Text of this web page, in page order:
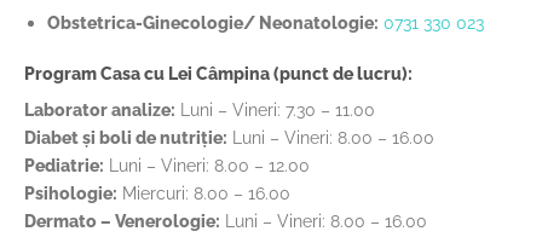
Obstetrica-Ginecologie/ Neonatologie: 0731 330 023
Program Casa cu Lei Câmpina (punct de lucru):
Laborator analize: Luni – Vineri: 7.30 – 11.00
Diabet și boli de nutriție: Luni – Vineri: 8.00 – 16.00
Pediatrie: Luni – Vineri: 8.00 – 12.00
Psihologie: Miercuri: 8.00 – 16.00
Dermato – Venerologie: Luni – Vineri: 8.00 – 16.00